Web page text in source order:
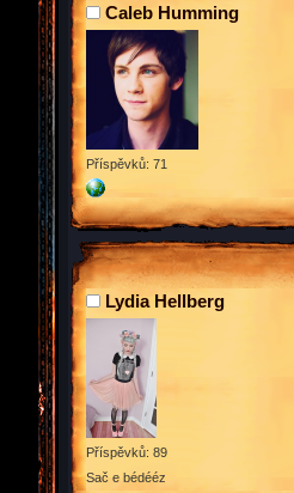
Caleb Humming
Příspěvků: 71
Lydia Hellberg
Příspěvků: 89
Sač e bédééz